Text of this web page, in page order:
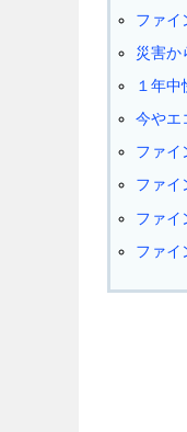
ファイ
災害か
１年
今やエ
ファイ
ファイ
ファイ
ファイ